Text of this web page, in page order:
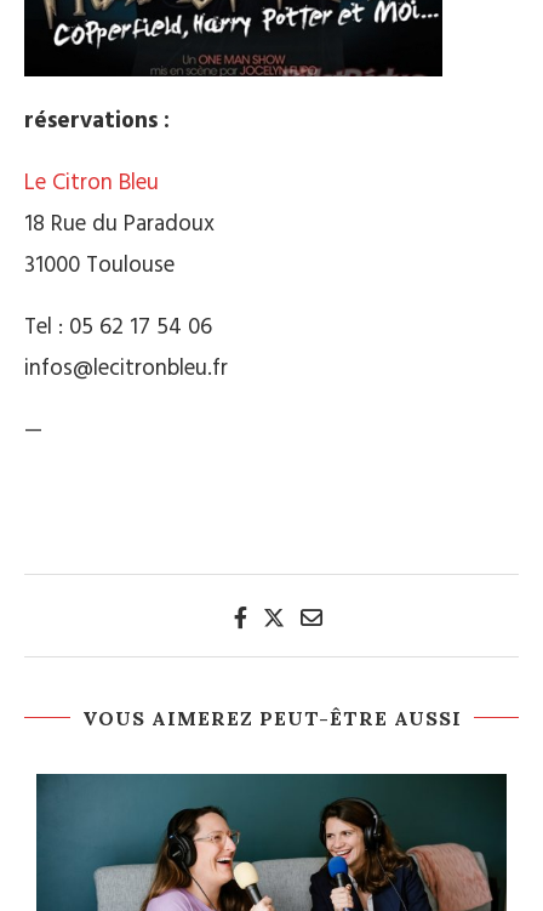
réservations :
Le Citron Bleu
18 Rue du Paradoux
31000 Toulouse
Tel : 05 62 17 54 06
infos@lecitronbleu.fr
—
VOUS AIMEREZ PEUT-ÊTRE AUSSI